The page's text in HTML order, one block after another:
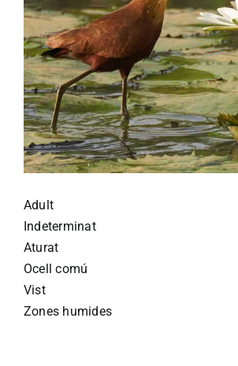
Adult
Indeterminat
Aturat
Ocell comú
Vist
Zones humides